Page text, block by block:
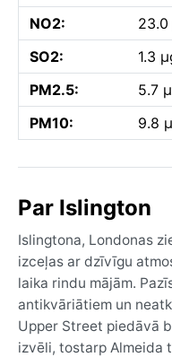
NO2:
23.0
SO2:
1.3
PM2.5:
5.7
PM10:
9.8
Par Islington
Islingtona, Londonas
izceļas ar dzīvīgu
laika rindu mājām.
antikvāriātiem un
Upper Street piedāvā
izvēli, tostarp Almeida